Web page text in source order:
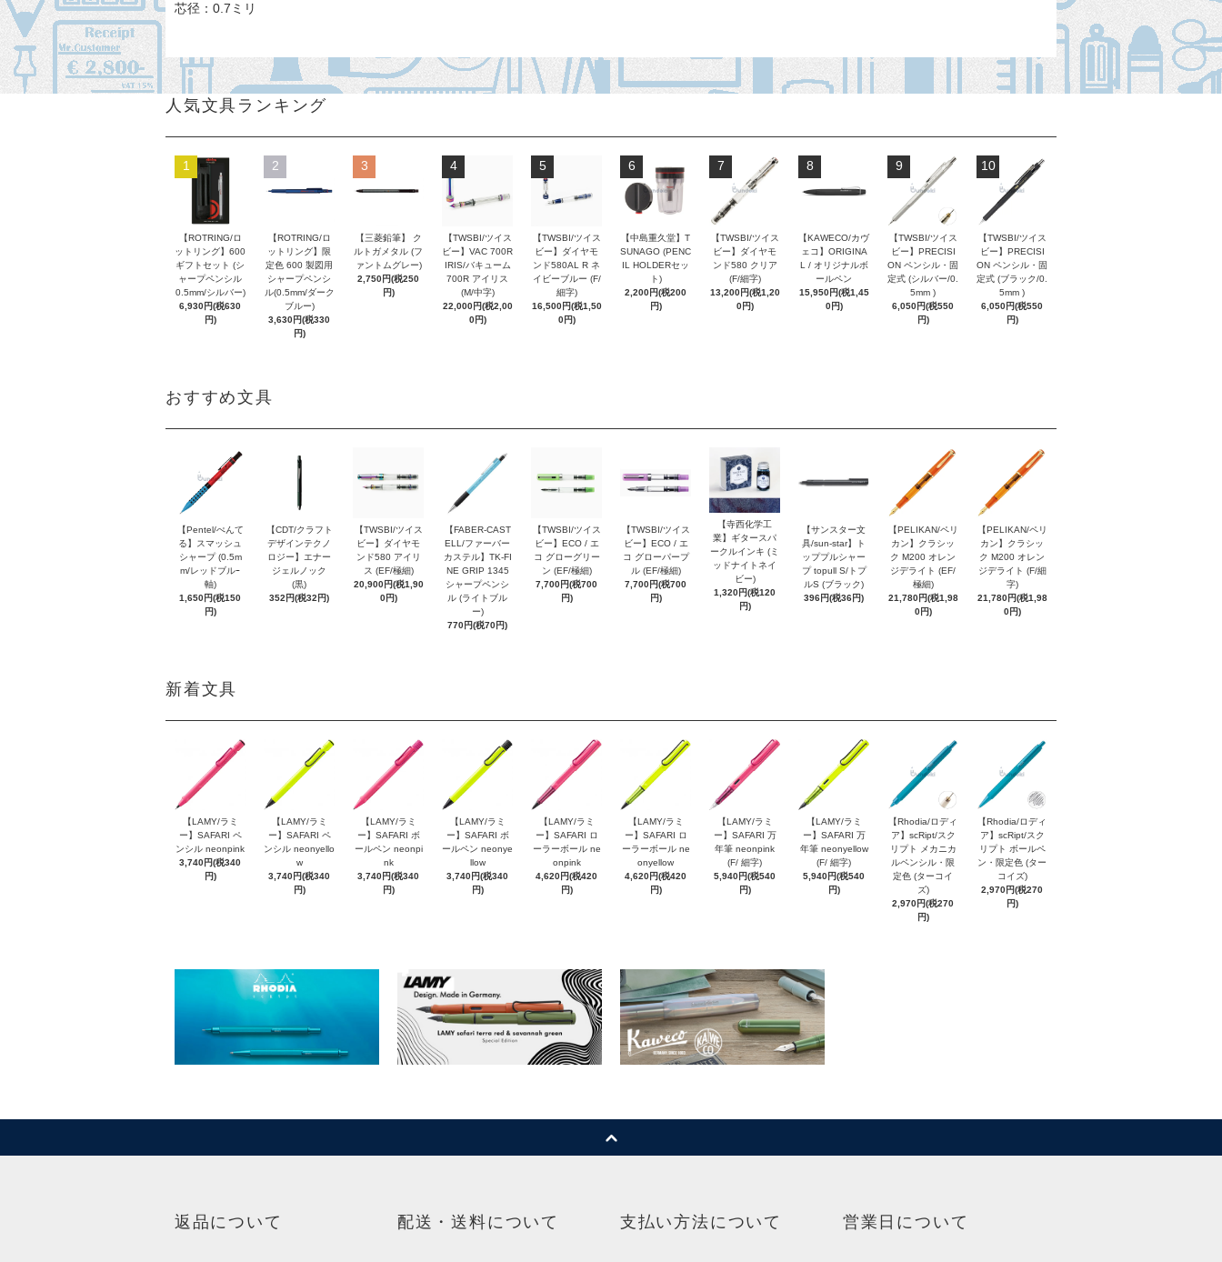
芯径：0.7ミリ
人気文具ランキング
1
【ROTRING/ロ
ットリング】600
ギフトセット (シ
ャープペンシル
0.5mm/シルバー)
6,930円(税630
円)
2
【ROTRING/ロ
ットリング】限
定色 600 製図用
シャープペンシ
ル(0.5mm/ダーク
ブルー)
3,630円(税330
円)
3
【三菱鉛筆】 ク
ルトガメタル (フ
ァントムグレー)
2,750円(税250
円)
4
【TWSBI/ツイス
ビー】VAC 700R
IRIS/バキューム
700R アイリス
(M/中字)
22,000円(税2,00
0円)
5
【TWSBI/ツイス
ビー】ダイヤモ
ンド580AL R ネ
イビーブルー (F/
細字)
16,500円(税1,50
0円)
6
【中島重久堂】T
SUNAGO (PENC
IL HOLDERセッ
ト)
2,200円(税200
円)
7
【TWSBI/ツイス
ビー】ダイヤモ
ンド580 クリア
(F/細字)
13,200円(税1,20
0円)
8
【KAWECO/カヴ
ェコ】ORIGINA
L / オリジナルボ
ールペン
15,950円(税1,45
0円)
9
【TWSBI/ツイス
ビー】PRECISI
ON ペンシル・固
定式 (シルバー/0.
5mm )
6,050円(税550
円)
10
【TWSBI/ツイス
ビー】PRECISI
ON ペンシル・固
定式 (ブラック/0.
5mm )
6,050円(税550
円)
おすすめ文具
【Pentel/ぺんて
る】スマッシュ
シャープ (0.5m
m/レッドブルｰ
軸)
1,650円(税150
円)
【CDT/クラフト
デザインテクノ
ロジー】エナー
ジェルノック
(黒)
352円(税32円)
【TWSBI/ツイス
ビー】ダイヤモ
ンド580 アイリ
ス (EF/極細)
20,900円(税1,90
0円)
【FABER-CAST
ELL/ファーバー
カステル】TK-FI
NE GRIP 1345
シャープペンシ
ル (ライトブル
ー)
770円(税70円)
【TWSBI/ツイス
ビー】ECO / エ
コ グローグリー
ン (EF/極細)
7,700円(税700
円)
【TWSBI/ツイス
ビー】ECO / エ
コ グローパープ
ル (EF/極細)
7,700円(税700
円)
【寺西化学工
業】ギタースパ
ークルインキ (ミ
ッドナイトネイ
ビー)
1,320円(税120
円)
【サンスター文
具/sun-star】ト
ッププルシャー
プ topull S/トプ
ルS (ブラック)
396円(税36円)
【PELIKAN/ペリ
カン】クラシッ
ク M200 オレン
ジデライト (EF/
極細)
21,780円(税1,98
0円)
【PELIKAN/ペリ
カン】クラシッ
ク M200 オレン
ジデライト (F/細
字)
21,780円(税1,98
0円)
新着文具
【LAMY/ラミ
ー】SAFARI ペ
ンシル neonpink
3,740円(税340
円)
【LAMY/ラミ
ー】SAFARI ペ
ンシル neonyello
w
3,740円(税340
円)
【LAMY/ラミ
ー】SAFARI ボ
ールペン neonpi
nk
3,740円(税340
円)
【LAMY/ラミ
ー】SAFARI ボ
ールペン neonye
llow
3,740円(税340
円)
【LAMY/ラミ
ー】SAFARI ロ
ーラーボール ne
onpink
4,620円(税420
円)
【LAMY/ラミ
ー】SAFARI ロ
ーラーボール ne
onyellow
4,620円(税420
円)
【LAMY/ラミ
ー】SAFARI 万
年筆 neonpink
(F/ 細字)
5,940円(税540
円)
【LAMY/ラミ
ー】SAFARI 万
年筆 neonyellow
(F/ 細字)
5,940円(税540
円)
【Rhodia/ロディ
ア】scRipt/スク
リプト メカニカ
ルペンシル・限
定色 (ターコイ
ズ)
2,970円(税270
円)
【Rhodia/ロディ
ア】scRipt/スク
リプト ボールペ
ン・限定色 (ター
コイズ)
2,970円(税270
円)
返品について 配送・送料について 支払い方法について 営業日について